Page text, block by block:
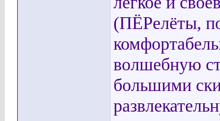
(ПЁРелёты,
волшебную
большими